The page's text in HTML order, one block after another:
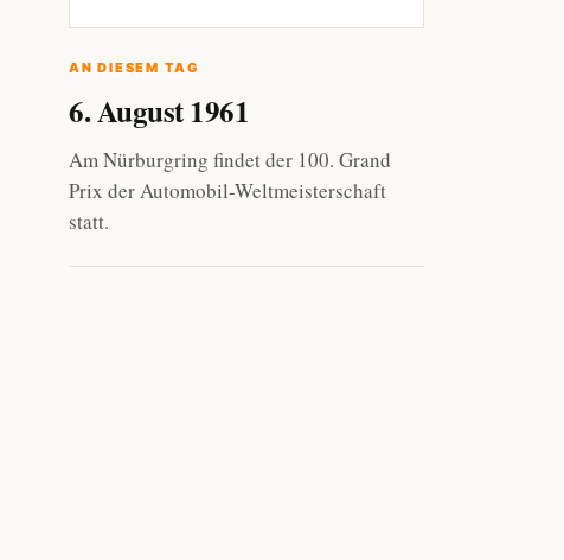
AN DIESEM TAG
6. August 1961
Am Nürburgring findet der 100. Grand
Prix der Automobil-Weltmeisterschaft
statt.